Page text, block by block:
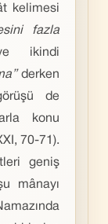
kelimesi
fazla
ikindi
derken
de
konu
70-71).
geniş
mânayı